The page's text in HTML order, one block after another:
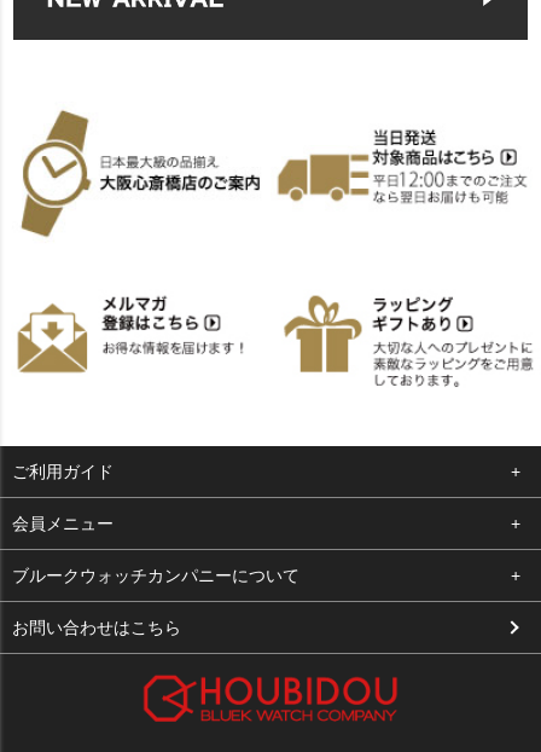
ご利用ガイド
よくある質問
支払い・送料
お客様の声
会員メニュー
ログイン
お気に入り
ブルークウォッチカンパニーについて
会社概要
お問い合わせはこちら